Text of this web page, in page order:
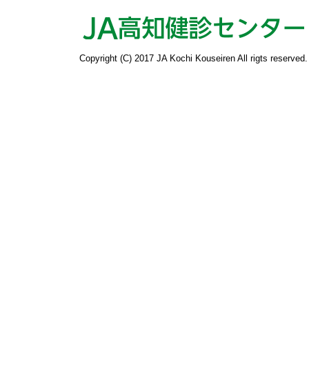
Copyright (C) 2017 JA Kochi Kouseiren All rigts reserved.